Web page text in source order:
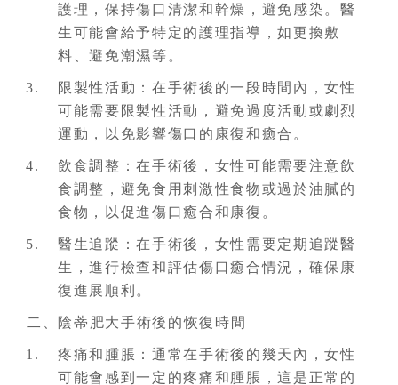
護理，保持傷口清潔和幹燥，避免感染。醫
生可能會給予特定的護理指導，如更換敷
料、避免潮濕等。
限製性活動：在手術後的一段時間內，女性
可能需要限製性活動，避免過度活動或劇烈
運動，以免影響傷口的康復和癒合。
飲食調整：在手術後，女性可能需要注意飲
食調整，避免食用刺激性食物或過於油膩的
食物，以促進傷口癒合和康復。
醫生追蹤：在手術後，女性需要定期追蹤醫
生，進行檢查和評估傷口癒合情況，確保康
復進展順利。
二、陰蒂肥大手術後的恢復時間
疼痛和腫脹：通常在手術後的幾天內，女性
可能會感到一定的疼痛和腫脹，這是正常的